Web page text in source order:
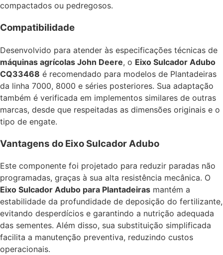
compactados ou pedregosos.
Compatibilidade
Desenvolvido para atender às especificações técnicas de
máquinas agrícolas John Deere, o Eixo Sulcador Adubo
CQ33468 é recomendado para modelos de Plantadeiras
da linha 7000, 8000 e séries posteriores. Sua adaptação
também é verificada em implementos similares de outras
marcas, desde que respeitadas as dimensões originais e o
tipo de engate.
Vantagens do Eixo Sulcador Adubo
Este componente foi projetado para reduzir paradas não
programadas, graças à sua alta resistência mecânica. O
Eixo Sulcador Adubo para Plantadeiras mantém a
estabilidade da profundidade de deposição do fertilizante,
evitando desperdícios e garantindo a nutrição adequada
das sementes. Além disso, sua substituição simplificada
facilita a manutenção preventiva, reduzindo custos
operacionais.